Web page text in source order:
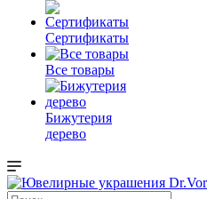
Сертификаты
Все товары
Бижутерия
дерево